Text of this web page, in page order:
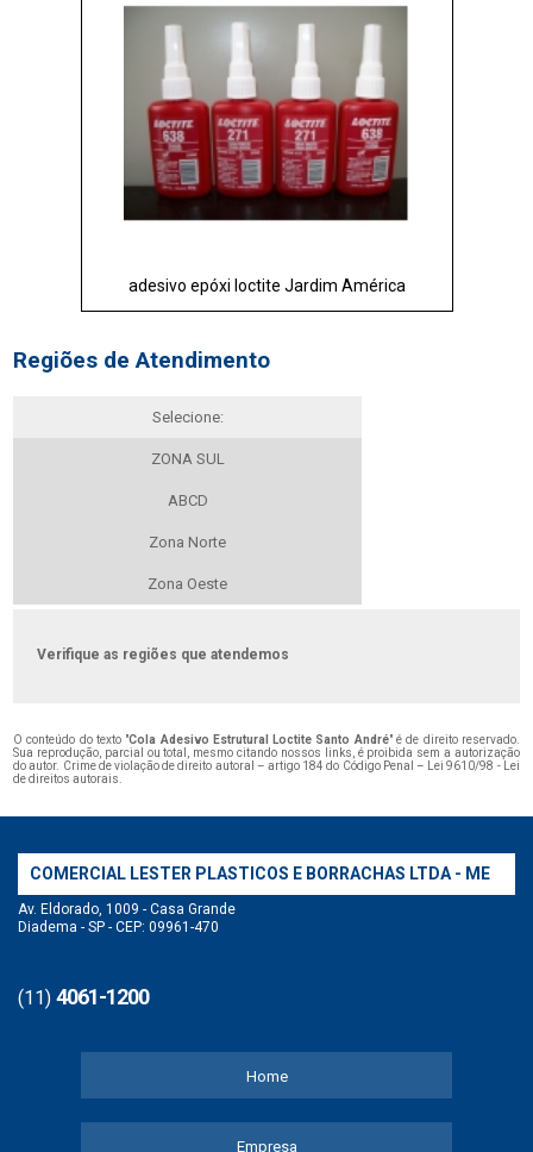
adesivo epóxi loctite Jardim América
Regiões de Atendimento
Selecione:
ZONA SUL
ABCD
Zona Norte
Zona Oeste
Verifique as regiões que atendemos
O conteúdo do texto "Cola Adesivo Estrutural Loctite Santo André" é de direito reservado.
Sua reprodução, parcial ou total, mesmo citando nossos links, é proibida sem a autorização
do autor. Crime de violação de direito autoral – artigo 184 do Código Penal –
Lei 9610/98 - Lei
de direitos autorais
COMERCIAL LESTER PLASTICOS E BORRACHAS LTDA - ME
Av. Eldorado, 1009 - Casa Grande
Diadema - SP - CEP: 09961-470
(11) 4061-1200
Home
Empresa